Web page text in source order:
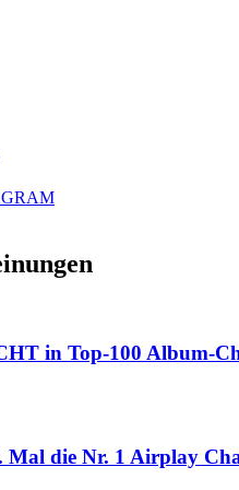
in Top-100 Album-
die Nr. 1 Airplay